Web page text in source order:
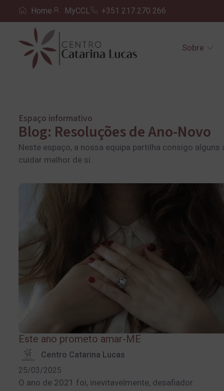
Home MyCCL +351 217 270 266
Sobre
Espaço informativo
Blog: Resoluções de Ano-Novo
Neste espaço, a nossa equipa partilha consigo
cuidar melhor de si.
Este ano prometo amar-ME
Centro Catarina Lucas
25/03/2025
O ano de 2021 foi, inevitavelmente, desafiador.